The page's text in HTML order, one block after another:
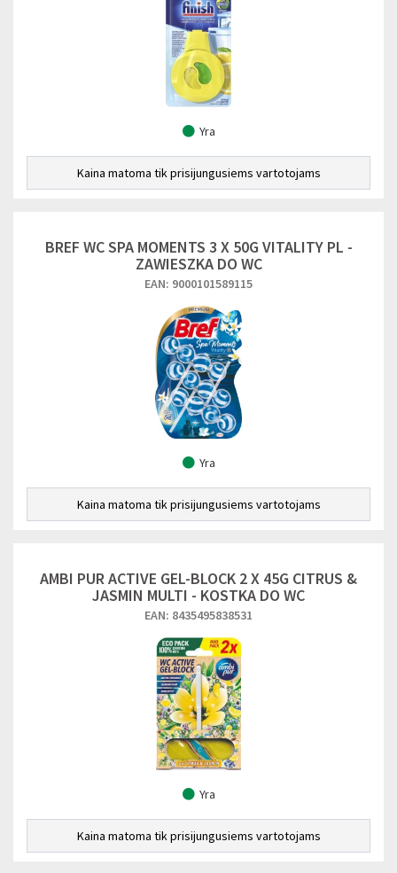
Yra
Kaina matoma tik prisijungusiems vartotojams
BREF WC SPA MOMENTS 3 X 50G VITALITY PL -
ZAWIESZKA DO WC
EAN: 9000101589115
Yra
Kaina matoma tik prisijungusiems vartotojams
AMBI PUR ACTIVE GEL-BLOCK 2 X 45G CITRUS &
JASMIN MULTI - KOSTKA DO WC
EAN: 8435495838531
Yra
Kaina matoma tik prisijungusiems vartotojams